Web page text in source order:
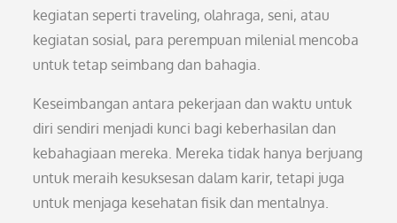
kegiatan seperti traveling, olahraga, seni, atau
kegiatan sosial, para perempuan milenial mencoba
untuk tetap seimbang dan bahagia.
Keseimbangan antara pekerjaan dan waktu untuk
diri sendiri menjadi kunci bagi keberhasilan dan
kebahagiaan mereka. Mereka tidak hanya berjuang
untuk meraih kesuksesan dalam karir, tetapi juga
untuk menjaga kesehatan fisik dan mentalnya.